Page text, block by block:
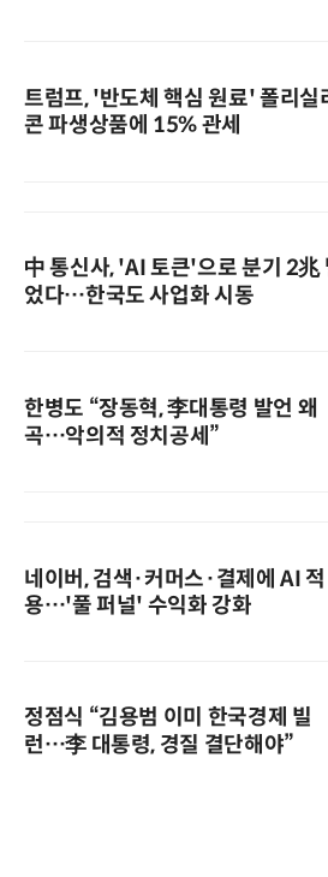
트럼프, '반도체 핵심 원료' 폴리실
콘 파생상품에 15% 관세
中 통신사, 'AI 토큰'으로 분기 2兆
었다…한국도 사업화 시동
한병도 “장동혁, 李대통령 발언 왜
곡…악의적 정치공세”
네이버, 검색·커머스·결제에 AI 적
용…'풀 퍼널' 수익화 강화
정점식 “김용범 이미 한국경제 빌
런…李 대통령, 경질 결단해야”